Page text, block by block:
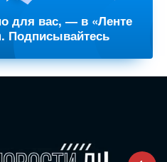
для вас, — в «Ленте
Подписывайтесь